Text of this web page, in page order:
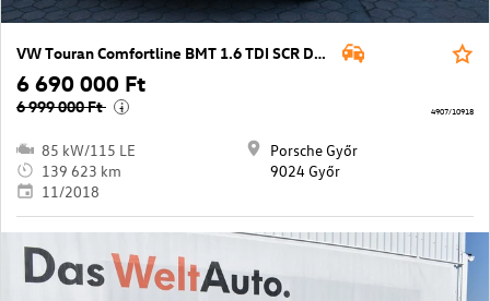
VW Touran Comfortline BMT 1.6 TDI SCR DSG
6 690 000 Ft
6 999 000 Ft i
85 kW/115 LE
139 623 km
11/2018
Porsche Győr
9024 Győr
4907/10918